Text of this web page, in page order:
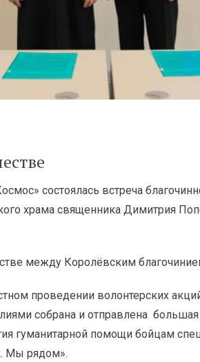
состоялась встреча
храма священника Димитрия
между Королёвским
проведении волонтерских
собрана и отправлена большая
гуманитарной помощи бойцам
Мы рядом».